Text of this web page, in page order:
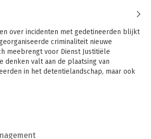
over incidenten met gedetineerden blijkt
criminaliteit nieuwe
meebrengt voor Dienst Justitiële
denken valt aan de plaatsing van
in het detentielandschap, maar ook